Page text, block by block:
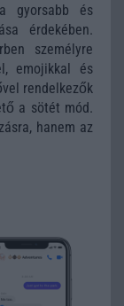
gyorsabb és
érdekében.
személyre
emojikkal és
rendelkezők
a sötét mód.
hanem az